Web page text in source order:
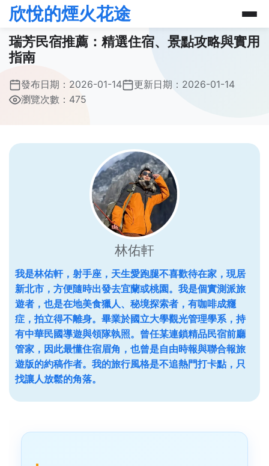
欣悅的煙火花途
瑞芳民宿推薦：精選住宿、景點攻略與實用
指南
發布日期： 2026-01-14 更新日期： 2026-01-14
瀏覽次數：475
林佑軒
我是林佑軒，射手座，天生愛跑腿不喜歡待在家，現居
新北市，方便隨時出發去宜蘭或桃園。我是個實測派旅
遊者，也是在地美食獵人、秘境探索者，有咖啡成癮
症，拍立得不離身。畢業於國立大學觀光管理學系，持
有中華民國導遊與領隊執照。曾任某連鎖精品民宿前廳
管家，因此最懂住宿眉角，也曾是自由時報與聯合報旅
遊版的約稿作者。我的旅行風格是不追熱門打卡點，只
找讓人放鬆的角落。